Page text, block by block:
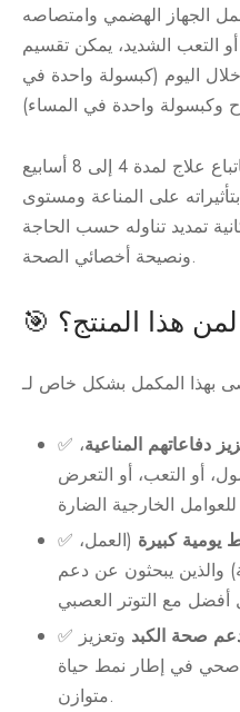
الجهاز الهضمي وامتصاصه
التعب الشديد، يمكن تقسيم
اليوم (كبسولة واحدة في
يوصى باتباع علاج لمدة 4 إلى 8 أسابيع
على المناعة ومستوى
تمديد تناوله حسب الحاجة
ونصيحة أخصائي الصحة.
🎯 لمن هذا المنتج؟
دفاعاتهم المناعية،
أو التعب، أو التعرض
يومية كبيرة (العمل،
والذين يبحثون عن دعم
صحة الكبد وتعزيز
في إطار نمط حياة
متوازن.